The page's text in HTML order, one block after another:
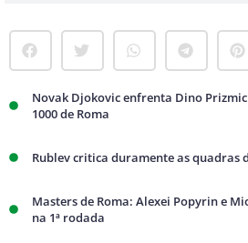
Novak Djokovic enfrenta Dino
1000 de Roma
Rublev critica duramente as quadras
Masters de Roma: Alexei Popyrin e
na 1ª rodada